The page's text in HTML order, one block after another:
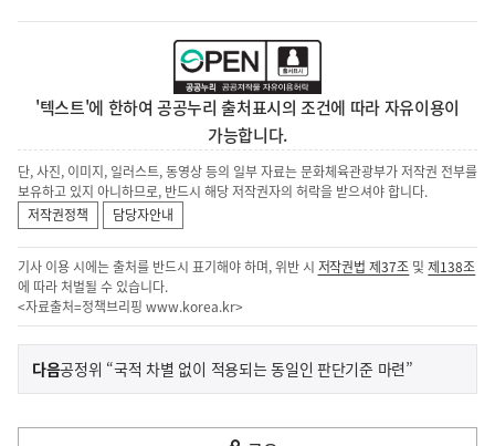
'텍스트'에 한하여 공공누리 출처표시의 조건에 따라 자유이용이
가능합니다.
단, 사진, 이미지, 일러스트, 동영상 등의 일부 자료는 문화체육관광부가 저작권 전부를
보유하고 있지 아니하므로, 반드시 해당 저작권자의 허락을 받으셔야 합니다.
저작권정책
담당자안내
기사 이용 시에는 출처를 반드시 표기해야 하며, 위반 시 저작권법 제37조 및제138조
에 따라 처벌될 수 있습니다.
<자료출처=정책브리핑 www.korea.kr>
이
전
다
다음기
사
공정위 “국적 차별 없이 적용되는 동일인 판단기준 마련”